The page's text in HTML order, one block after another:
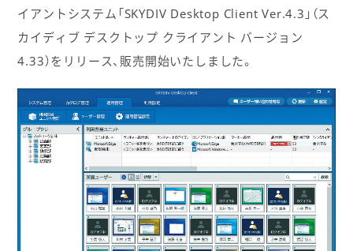
イアントシステム「SKYDIV Desktop Client Ver.4.3」（ス
カイディブ デスクトップ クライアント バージョン
4.33）をリリース、販売開始いたしました。